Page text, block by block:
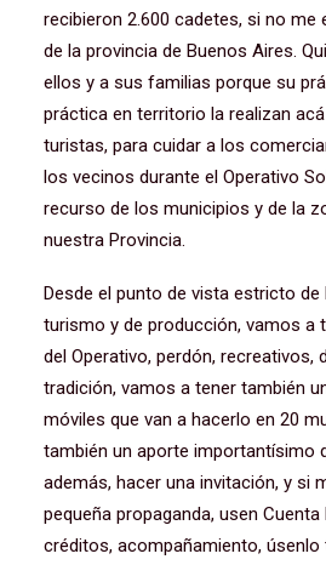
recibieron 2.600 cadetes, si no me
de la provincia de Buenos Aires.
ellos y a sus familias porque su
práctica en territorio la realizan
turistas, para cuidar a los
los vecinos durante el Operativo
recurso de los municipios y de la
nuestra Provincia.
Desde el punto de vista estricto de
turismo y de producción, vamos a
del Operativo, perdón, recreativos,
tradición, vamos a tener también
móviles que van a hacerlo en 20
también un aporte importantísimo
además, hacer una invitación, y si
pequeña propaganda, usen
créditos, acompañamiento, úsenlo